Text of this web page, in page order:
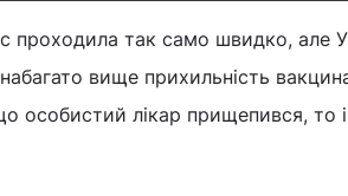
проходила так само швидко, але
вище прихильність
особистий лікар прищепився, то і